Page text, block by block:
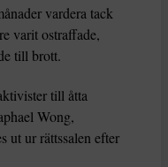
vardera tack
varit ostraffade,
till brott.
till åtta
Wong,
ut ur rättssalen efter